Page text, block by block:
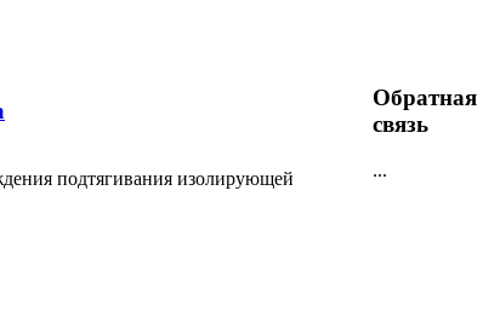
подтягивания изолирующей
Обратная
связь
...